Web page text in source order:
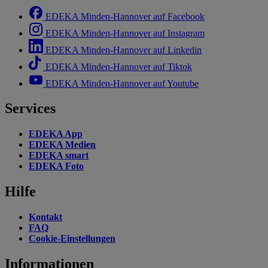
EDEKA Minden-Hannover auf Facebook
EDEKA Minden-Hannover auf Instagram
EDEKA Minden-Hannover auf Linkedin
EDEKA Minden-Hannover auf Tiktok
EDEKA Minden-Hannover auf Youtube
Services
EDEKA App
EDEKA Medien
EDEKA smart
EDEKA Foto
Hilfe
Kontakt
FAQ
Cookie-Einstellungen
Informationen